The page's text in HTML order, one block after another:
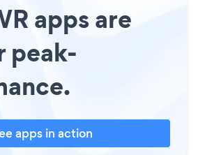
apps are
peak-
apps in action